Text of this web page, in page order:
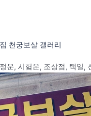
천궁보살 갤러리
운, 시험운, 조상점, 택일,